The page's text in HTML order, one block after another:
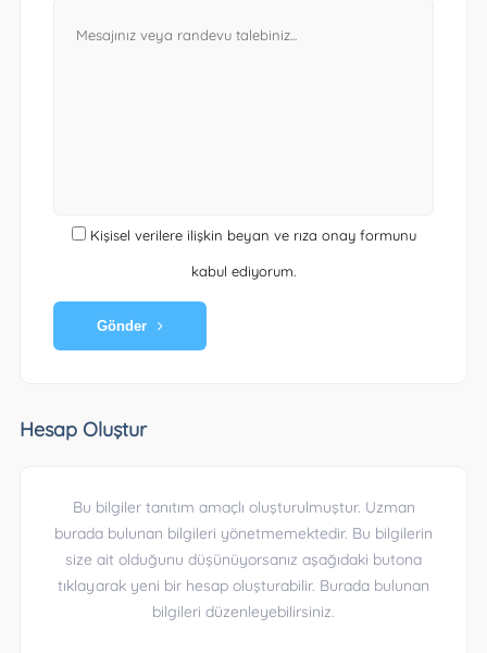
Kişisel verilere ilişkin beyan ve rıza onay formunu
kabul ediyorum.
Gönder
Hesap Oluştur
Bu bilgiler tanıtım amaçlı oluşturulmuştur. Uzman
burada bulunan bilgileri yönetmemektedir. Bu bilgilerin
size ait olduğunu düşünüyorsanız aşağıdaki butona
tıklayarak yeni bir hesap oluşturabilir. Burada bulunan
bilgileri düzenleyebilirsiniz.